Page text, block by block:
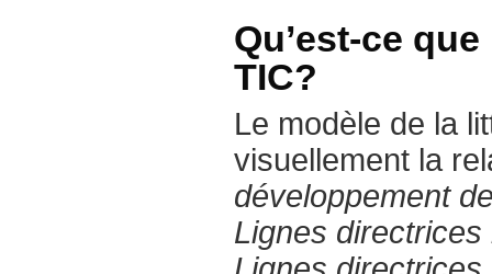
Qu’est-ce
TIC?
Le modèle de la
visuellement la
développement
Lignes